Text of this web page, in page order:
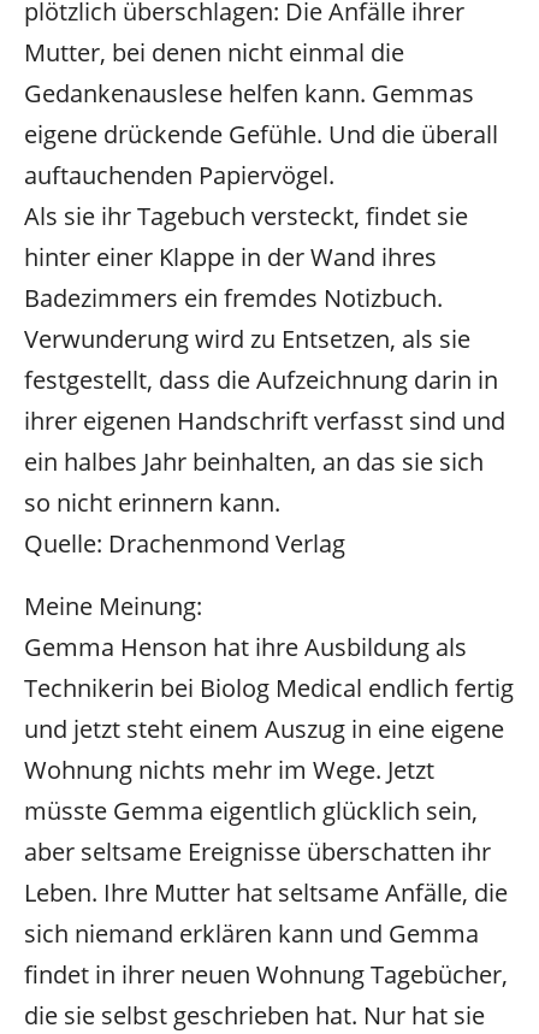
plötzlich überschlagen: Die Anfälle ihrer
Mutter, bei denen nicht einmal die
Gedankenauslese helfen kann. Gemmas
eigene drückende Gefühle. Und die überall
auftauchenden Papiervögel.
Als sie ihr Tagebuch versteckt, findet sie
hinter einer Klappe in der Wand ihres
Badezimmers ein fremdes Notizbuch.
Verwunderung wird zu Entsetzen, als sie
festgestellt, dass die Aufzeichnung darin in
ihrer eigenen Handschrift verfasst sind und
ein halbes Jahr beinhalten, an das sie sich
so nicht erinnern kann.
Quelle: Drachenmond Verlag
Meine Meinung:
Gemma Henson hat ihre Ausbildung als
Technikerin bei Biolog Medical endlich fertig
und jetzt steht einem Auszug in eine eigene
Wohnung nichts mehr im Wege. Jetzt
müsste Gemma eigentlich glücklich sein,
aber seltsame Ereignisse überschatten ihr
Leben. Ihre Mutter hat seltsame Anfälle, die
sich niemand erklären kann und Gemma
findet in ihrer neuen Wohnung Tagebücher,
die sie selbst geschrieben hat. Nur hat sie